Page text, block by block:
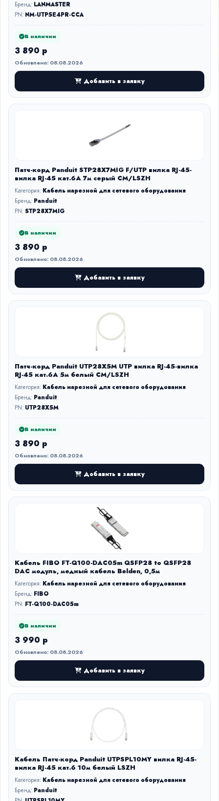
Бренд: LANMASTER
PN: NM-UTP5E4PR-CCA
В наличии
3 890 р
Обновлено: 08.08.2026
Добавить в заявку
Патч-корд Panduit STP28X7MIG F/UTP вилка RJ-45-
вилка RJ-45 кат.6А 7м серый CM/LSZH
Категория: Кабель нарезной для сетевого оборудования
Бренд: Panduit
PN:STP28X7MIG
В наличии
3 890 р
Обновлено: 08.08.2026
Добавить в заявку
Патч-корд Panduit UTP28X5M UTP вилка RJ-45-вилка
RJ-45 кат.6А 5м белый CM/LSZH
Категория: Кабель нарезной для сетевого оборудования
Бренд: Panduit
PN: UTP28X5M
В наличии
3 890 р
Обновлено: 08.08.2026
Добавить в заявку
Кабель FIBO FT-Q100-DAC05m QSFP28 to QSFP28
DAC модуль, медный кабель Belden, 0,5м
Категория: Кабель нарезной для сетевого оборудования
Бренд: FIBO
PN: FT-Q100-DAC05m
В наличии
3 990 р
Обновлено: 08.08.2026
Добавить в заявку
Кабель Патч-корд Panduit UTPSPL10MY вилка RJ-45-
вилка RJ-45 кат.6 10м белый LSZH
Категория: Кабель нарезной для сетевого оборудования
Бренд: Panduit